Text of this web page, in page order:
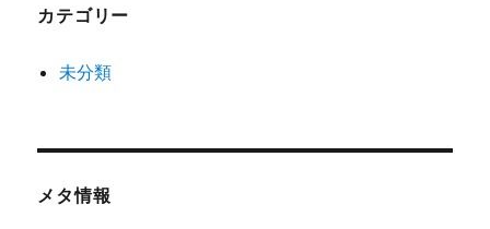
カテゴリー
未分類
メタ情報